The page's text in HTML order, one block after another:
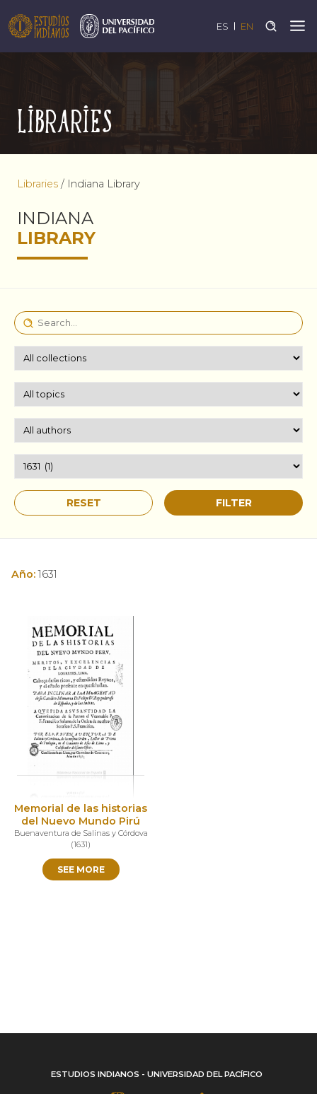
ES EN
Libraries
Libraries / Indiana Library
INDIANA
LIBRARY
Año:1631
Memorial de las historias
del Nuevo Mundo Pirú
Buenaventura de Salinas y Córdova
(1631)
SEE MORE
ESTUDIOS INDIANOS - UNIVERSIDAD DEL PACÍFICO